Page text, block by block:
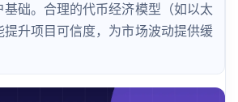
础。合理的代币经济模型（如以太
升项目可信度，为市场波动提供缓